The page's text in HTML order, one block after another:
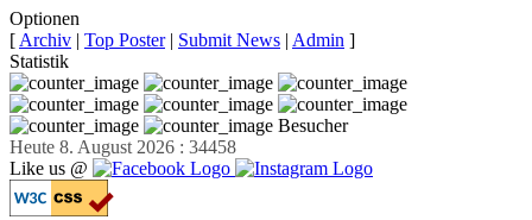
Optionen
[ Archiv | Top Poster| Submit News | Admin ]
Statistik
Besucher
Heute 8. August 2026 : 34458
Like us @